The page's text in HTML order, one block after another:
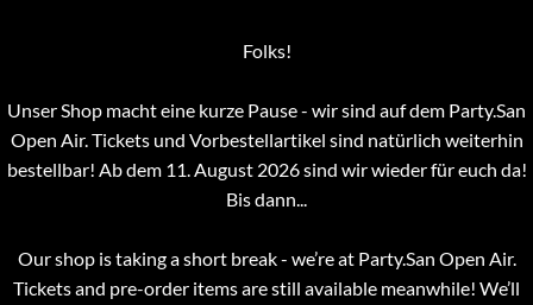
Folks!
Unser Shop macht eine kurze Pause - wir sind auf dem Party.San
Open Air. Tickets und Vorbestellartikel sind natürlich weiterhin
bestellbar! Ab dem 11. August 2026 sind wir wieder für euch da!
Bis dann...
Our shop is taking a short break - we’re at Party.San Open Air.
Tickets and pre-order items are still available meanwhile! We’ll